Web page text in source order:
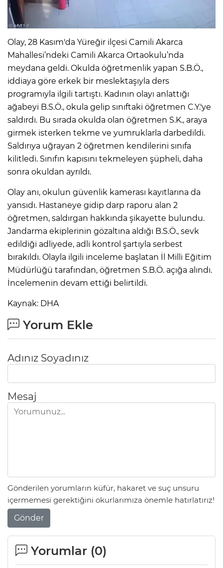
Olay, 28 Kasım'da Yüreğir ilçesi Camili Akarca
Mahallesi’ndeki Camili Akarca Ortaokulu’nda
meydana geldi. Okulda öğretmenlik yapan S.B.Ö.,
iddiaya göre erkek bir meslektaşıyla ders
programıyla ilgili tartıştı. Kadının olayı anlattığı
ağabeyi B.S.Ö., okula gelip sınıftaki öğretmen C.Y.'ye
saldırdı. Bu sırada okulda olan öğretmen S.K., araya
girmek isterken tekme ve yumruklarla darbedildi.
Saldırıya uğrayan 2 öğretmen kendilerini sınıfa
kilitledi. Sınıfın kapısını tekmeleyen şüpheli, daha
sonra okuldan ayrıldı.
Olay anı, okulun güvenlik kamerası kayıtlarına da
yansıdı. Hastaneye gidip darp raporu alan 2
öğretmen, saldırgan hakkında şikayette bulundu.
Jandarma ekiplerinin gözaltına aldığı B.S.Ö., sevk
edildiği adliyede, adli kontrol şartıyla serbest
bırakıldı. Olayla ilgili inceleme başlatan İl Milli Eğitim
Müdürlüğü tarafından, öğretmen S.B.Ö. açığa alındı.
İncelemenin devam ettiği belirtildi.
Kaynak: DHA
Yorum Ekle
Adınız Soyadınız
Mesaj
Gönderilen yorumların küfür, hakaret ve suç unsuru
içermemesi gerektiğini okurlarımıza önemle hatırlatırız!
Gönder
Yorumlar (0)